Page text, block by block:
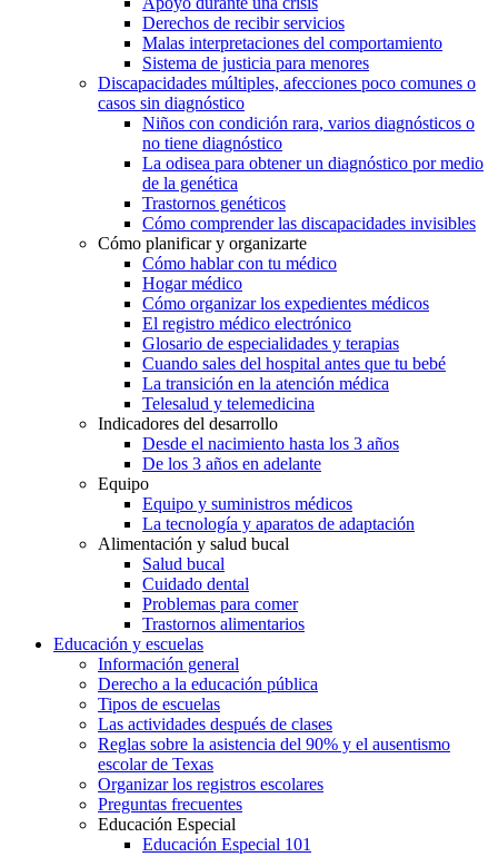
Derechos de recibir servicios
Malas interpretaciones del comportamiento
Sistema de justicia para menores
Discapacidades múltiples, afecciones poco comunes o
casos sin diagnóstico
Niños con condición rara, varios diagnósticos o
no tiene diagnóstico
La odisea para obtener un diagnóstico por medio
de la genética
Trastornos genéticos
Cómo comprender las discapacidades invisibles
Cómo planificar y organizarte
Cómo hablar con tu médico
Hogar médico
Cómo organizar los expedientes médicos
El registro médico electrónico
Glosario de especialidades y terapias
Cuando sales del hospital antes que tu bebé
La transición en la atención médica
Telesalud y telemedicina
Indicadores del desarrollo
Desde el nacimiento hasta los 3 años
De los 3 años en adelante
Equipo
Equipo y suministros médicos
La tecnología y aparatos de adaptación
Alimentación y salud bucal
Salud bucal
Cuidado dental
Problemas para comer
Trastornos alimentarios
Educación y escuelas
Información general
Derecho a la educación pública
Tipos de escuelas
Las actividades después de clases
Reglas sobre la asistencia del 90% y el ausentismo
escolar de Texas
Organizar los registros escolares
Preguntas frecuentes
Educación Especial
Educación Especial 101